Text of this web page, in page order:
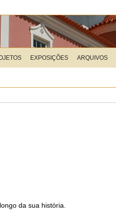
EXPOSIÇÕES ARQUIVOS
da sua história.